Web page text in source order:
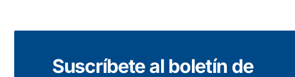
Suscríbete al boletín de